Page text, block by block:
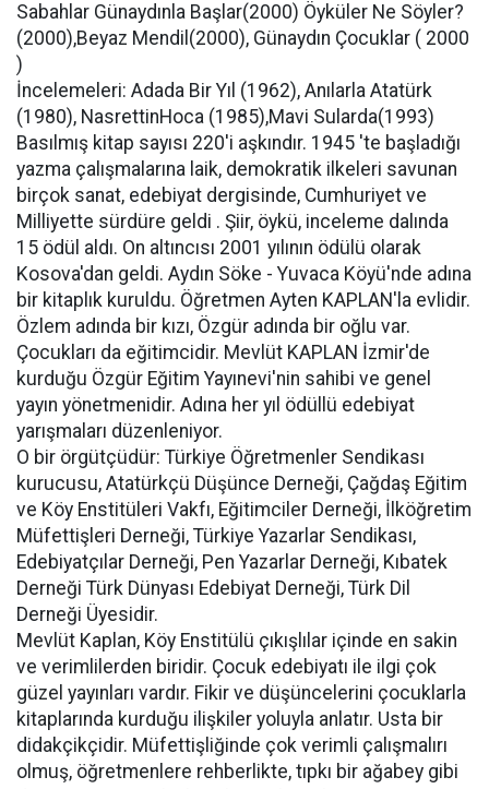
Sabahlar Günaydınla Başlar(2000) Öyküler Ne Söyler?
(2000),Beyaz Mendil(2000), Günaydın Çocuklar ( 2000
)
İncelemeleri: Adada Bir Yıl (1962), Anılarla Atatürk
(1980), NasrettinHoca (1985),Mavi Sularda(1993)
Basılmış kitap sayısı 220'i aşkındır. 1945 'te başladığı
yazma çalışmalarına laik, demokratik ilkeleri savunan
birçok sanat, edebiyat dergisinde, Cumhuriyet ve
Milliyette sürdüre geldi . Şiir, öykü, inceleme dalında
15 ödül aldı. On altıncısı 2001 yılının ödülü olarak
Kosova'dan geldi. Aydın Söke - Yuvaca Köyü'nde adına
bir kitaplık kuruldu. Öğretmen Ayten KAPLAN'la evlidir.
Özlem adında bir kızı, Özgür adında bir oğlu var.
Çocukları da eğitimcidir. Mevlüt KAPLAN İzmir'de
kurduğu Özgür Eğitim Yayınevi'nin sahibi ve genel
yayın yönetmenidir. Adına her yıl ödüllü edebiyat
yarışmaları düzenleniyor.
O bir örgütçüdür: Türkiye Öğretmenler Sendikası
kurucusu, Atatürkçü Düşünce Derneği, Çağdaş Eğitim
ve Köy Enstitüleri Vakfı, Eğitimciler Derneği, İlköğretim
Müfettişleri Derneği, Türkiye Yazarlar Sendikası,
Edebiyatçılar Derneği, Pen Yazarlar Derneği, Kıbatek
Derneği Türk Dünyası Edebiyat Derneği, Türk Dil
Derneği Üyesidir.
Mevlüt Kaplan, Köy Enstitülü çıkışlılar içinde en sakin
ve verimlilerden biridir. Çocuk edebiyatı ile ilgi çok
güzel yayınları vardır. Fikir ve düşüncelerini çocuklarla
kitaplarında kurduğu ilişkiler yoluyla anlatır. Usta bir
didakçikçidir. Müfettişliğinde çok verimli çalışmalırı
olmuş, öğretmenlere rehberlikte, tıpkı bir ağabey gibi